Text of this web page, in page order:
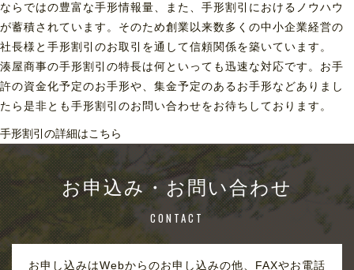
ならではの豊富な手形情報量、また、手形割引におけるノウハウ
が蓄積されています。そのため創業以来数多くの中小企業経営の
社長様と手形割引のお取引を通して信頼関係を築いています。
湊屋商事の手形割引の特長は何といっても迅速な対応です。お手
許の資金化予定のお手形や、集金予定のあるお手形などありまし
たら是非とも手形割引のお問い合わせをお待ちしております。
手形割引の詳細はこちら
お申込み・お問い合わせ
CONTACT
お申し込みはWebからのお申し込みの他、FAXやお電話